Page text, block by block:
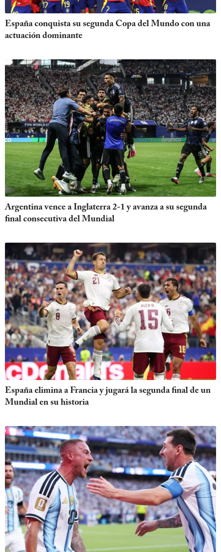
España conquista su segunda Copa del Mundo con una
actuación dominante
Argentina vence a Inglaterra 2-1 y avanza a su segunda
final consecutiva del Mundial
España elimina a Francia y jugará la segunda final de un
Mundial en su historia